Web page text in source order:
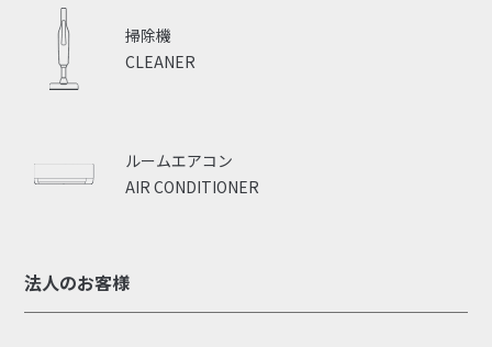
CLEANER
掃除機
AIR CONDITIONER
ルームエアコン
法人のお客様